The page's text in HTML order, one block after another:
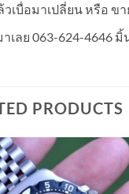
เบื่อมาเปลี่ยน หรือ ข
เลย 063-624-4646 มิ้
PRODUCTS
Add